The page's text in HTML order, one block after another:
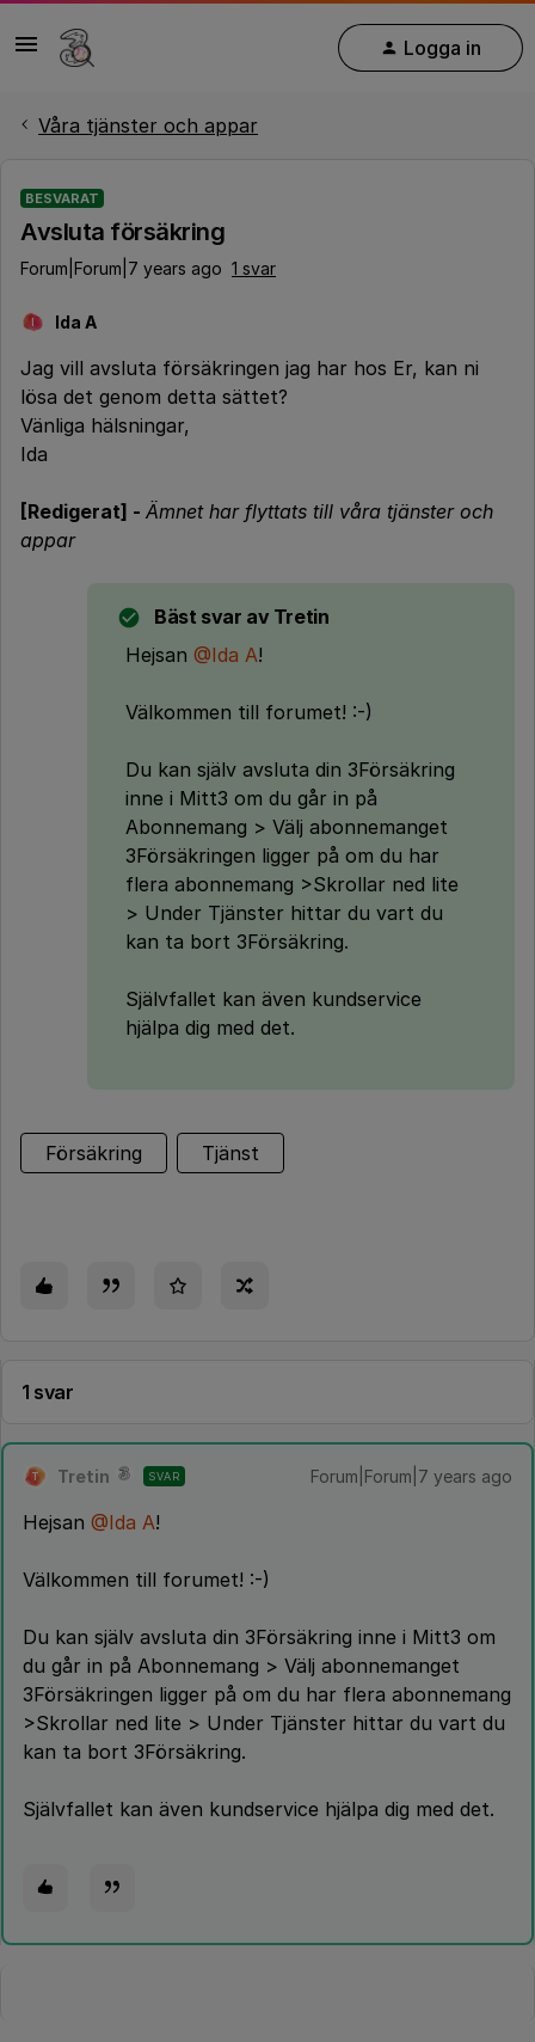
Logga in
Våra tjänster och appar
BESVARAT
Avsluta försäkring
Forum|Forum|7 years ago 1 svar
Ida A
Jag vill avsluta försäkringen jag har hos Er, kan ni
lösa det genom detta sättet?
Vänliga hälsningar,
Ida
[Redigerat] - Ämnet har flyttats till våra tjänster och
appar
Bäst svar av Tretin
Hejsan @Ida A!
Välkommen till forumet! :-)
Du kan själv avsluta din 3Försäkring
inne i Mitt3 om du går in på
Abonnemang > Välj abonnemanget
3Försäkringen ligger på om du har
flera abonnemang >Skrollar ned lite
> Under Tjänster hittar du vart du
kan ta bort 3Försäkring.
Självfallet kan även kundservice
hjälpa dig med det.
Försäkring Tjänst
1 svar
T Tretin SVAR Forum|Forum|7 years ago
Hejsan @Ida A!
Välkommen till forumet! :-)
Du kan själv avsluta din 3Försäkring inne i Mitt3 om
du går in på Abonnemang > Välj abonnemanget
3Försäkringen ligger på om du har flera abonnemang
>Skrollar ned lite > Under Tjänster hittar du vart du
kan ta bort 3Försäkring.
Självfallet kan även kundservice hjälpa dig med det.